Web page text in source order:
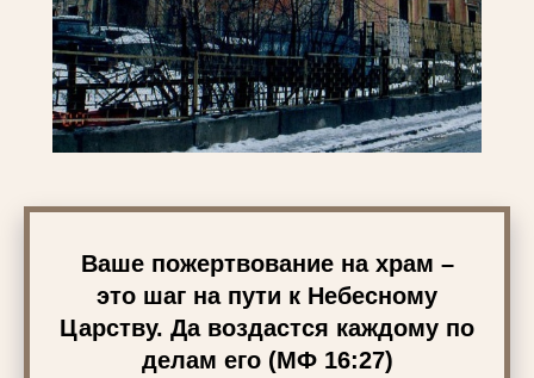
Ваше пожертвование на храм –
это шаг на пути к Небесному
Царству. Да воздастся каждому по
делам его (МФ 16:27)